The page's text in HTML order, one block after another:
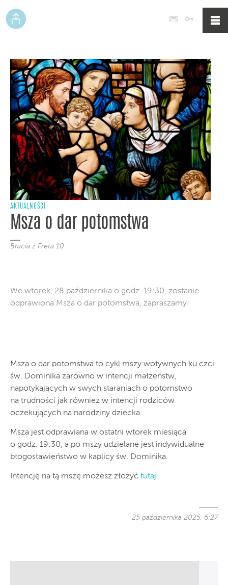
Poczta
AKTUALNOŚCI
Msza o dar potomstwa
Bracia z Freta 10
We wtorek, 28 października o godz. 19:30, zostanie
odprawiona Msza o dar potomstwa, zapraszamy!
Msza o dar potomstwa to cykl mszy wotywnych ku czci
św. Dominika zarówno w intencji małżeństw,
napotykających w swych staraniach o potomstwo
na trudności jak również w intencji rodziców
oczekujących na narodziny dziecka.
Msza jest odprawiana w ostatni wtorek miesiąca
o godz. 19:30, a po mszy udzielane jest indywidualne
błogosławieństwo w kaplicy św. Dominika.
Intencję na tą mszę możesz złożyć tutaj.
25 października 2025, 6:27